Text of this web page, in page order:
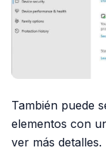
También puede
elementos con
ver más detalles.